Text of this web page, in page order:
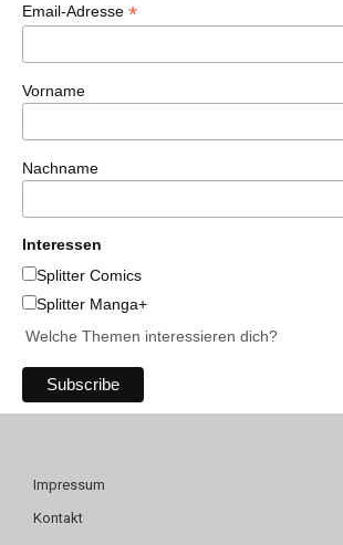
Email-Adresse *
Vorname
Nachname
Interessen
Splitter Comics
Splitter Manga+
Welche Themen interessieren dich?
Impressum
Kontakt